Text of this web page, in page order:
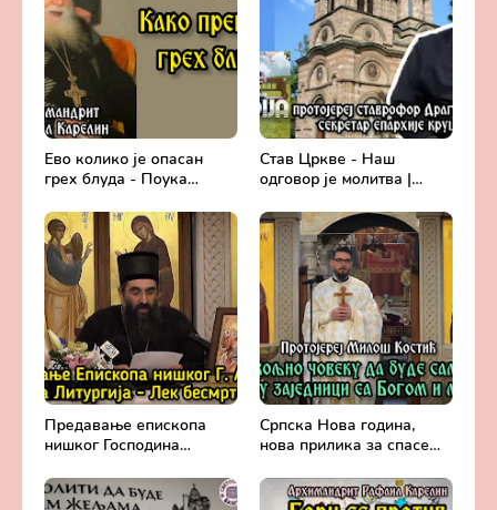
Ево колико је опасан
грех блуда - Поука
Карелина
Став Цркве - Наш
одговор је молитва |
крушевачке, отац Драги
Вешковац
Предавање епископа
нишког Господина
Литургија, лек
бесмртности -
Српска Нова година,
нова прилика за спасење
Богом - Протојереј
Милош Костић